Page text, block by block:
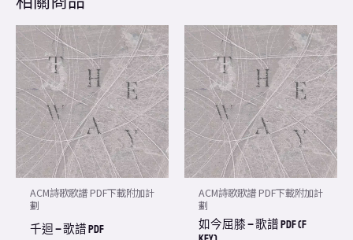
ACM詩歌歌譜 PDF下載附加計
劃
千迴 – 歌譜 PDF
ACM詩歌歌譜 PDF下載附加計
劃
如今屈膝 – 歌譜 PDF (F